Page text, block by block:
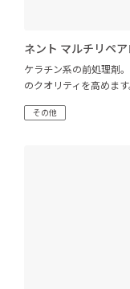
ネント マルチリペ
ケラチン系の前処理剤
のクオリティを高めます
その他